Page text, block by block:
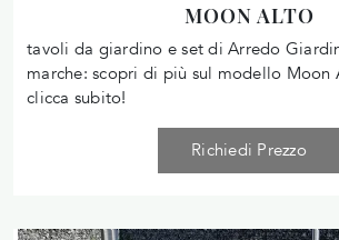
MOON ALTO
tavoli da giardino e set di Arredo
marche: scopri di più sul modello
clicca subito!
Richiedi Prezzo